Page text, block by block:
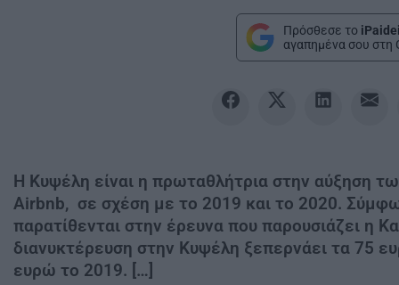
Πρόσθεσε το
αγαπημένα σου στη
Η Κυψέλη είναι η πρωταθλήτρια στην αύξηση
Airbnb, σε σχέση με το 2019 και το 2020.
παρατίθενται στην έρευνα που παρουσιάζει η
διανυκτέρευση στην Κυψέλη ξεπερνάει τα 75
ευρώ το 2019. […]